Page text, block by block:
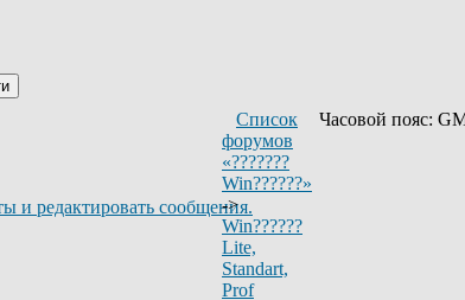
Список
форумов
«???????
Win??????»
->
Win??????
Lite,
Standart,
Prof
Часовой пояс: